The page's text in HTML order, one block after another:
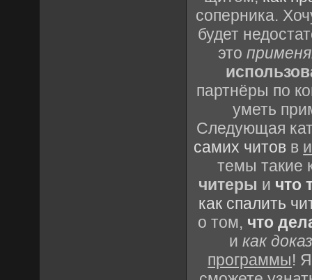
соперника.
будет
это
партнёры по
уметь
Следующая
самих читов в
темы такие
читеры и что
как спалить
о том, что
икак
программы!